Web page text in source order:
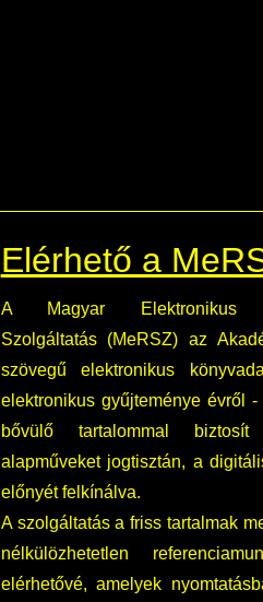
Elérhető a
A Magyar Elektronikus
Szolgáltatás (MeRSZ) az
szövegű elektronikus
elektronikus gyűjteménye évről -
bővülő tartalommal
alapműveket jogtisztán, a
előnyét felkínálva.
A szolgáltatás a friss tartalmak
nélkülözhetetlen
elérhetővé, amelyek